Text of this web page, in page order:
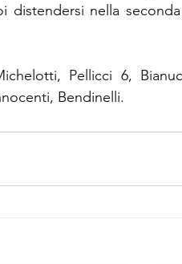
nella
Pellicci 6,
Bendinelli.